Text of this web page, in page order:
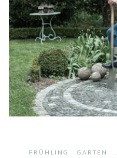
FRÜHLING GARTEN